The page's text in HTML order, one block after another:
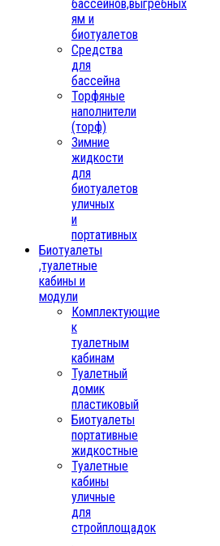
бассейнов,выгребных
ям и
биотуалетов
Средства
для
бассейна
Торфяные
наполнители
(торф)
Зимние
жидкости
для
биотуалетов
уличных
и
портативных
Биотуалеты
,туалетные
кабины и
модули
Комплектующие
к
туалетным
кабинам
Туалетный
домик
пластиковый
Биотуалеты
портативные
жидкостные
Туалетные
кабины
уличные
для
стройплощадок